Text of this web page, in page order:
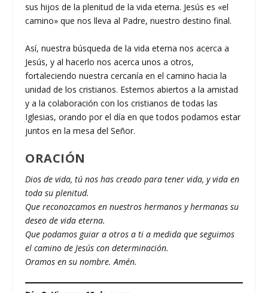
sus hijos de la plenitud de la vida eterna. Jesús es «el
camino» que nos lleva al Padre, nuestro destino final.
Así, nuestra búsqueda de la vida eterna nos acerca a
Jesús, y al hacerlo nos acerca unos a otros,
fortaleciendo nuestra cercanía en el camino hacia la
unidad de los cristianos. Estemos abiertos a la amistad
y a la colaboración con los cristianos de todas las
Iglesias, orando por el día en que todos podamos estar
juntos en la mesa del Señor.
ORACIÓN
Dios de vida, tú nos has creado para tener vida, y vida en
toda su plenitud.
Que reconozcamos en nuestros hermanos y hermanas su
deseo de vida eterna.
Que podamos guiar a otros a ti a medida que seguimos
el camino de Jesús con determinación.
Oramos en su nombre. Amén.